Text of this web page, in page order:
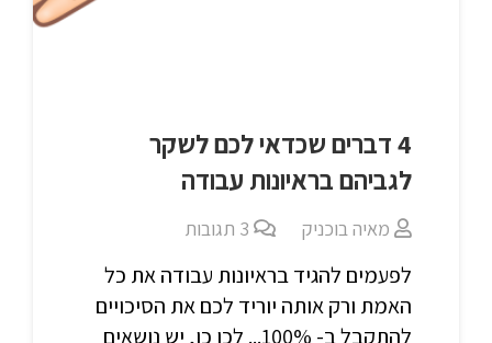
4 דברים שכדאי לכם לשקר
לגביהם בראיונות עבודה
מאיה בוכניק 3 תגובות
לפעמים להגיד בראיונות עבודה את כל
האמת ורק אותה יוריד לכם את הסיכויים
להתקבל ב- 100%... לכן כן, יש נושאים